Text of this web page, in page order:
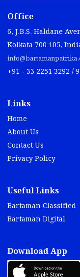
Office
6, J.B.S. Haldane
Kolkata 700 105,
+91 - 33 2251 3292 /
Links
Home
About Us
Contact Us
Privacy Policy
Useful Links
Bartaman Classified
Bartaman Digital
Download App